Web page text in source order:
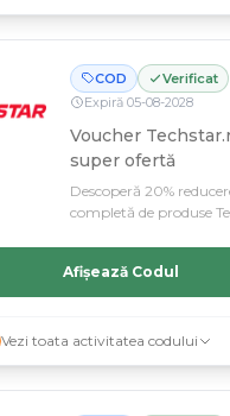
COD
Verificat
Expiră 05-08-2028
Voucher
super ofertă
Descoperă 20%
completă de produse
Afișează Codul
Vezi toata activitatea codului